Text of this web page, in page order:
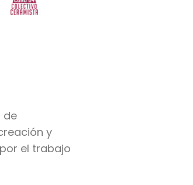
de
y
el trabajo